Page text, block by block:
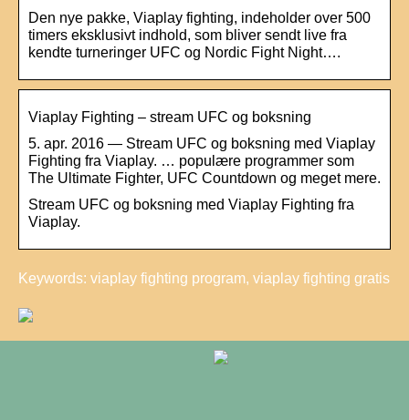
Den nye pakke, Viaplay fighting, indeholder over 500
timers eksklusivt indhold, som bliver sendt live fra
kendte turneringer UFC og Nordic Fight Night….
Viaplay Fighting – stream UFC og boksning
5. apr. 2016 — Stream UFC og boksning med Viaplay
Fighting fra Viaplay. … populære programmer som
The Ultimate Fighter, UFC Countdown og meget mere.
Stream UFC og boksning med Viaplay Fighting fra
Viaplay.
Keywords: viaplay fighting program, viaplay fighting gratis